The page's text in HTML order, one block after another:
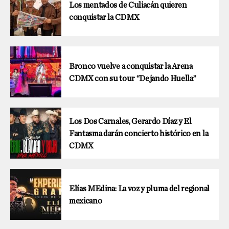
Los mentados de Culiacán quieren
conquistar la CDMX
Bronco vuelve a conquistar la Arena
CDMX con su tour “Dejando Huella”
Los Dos Carnales, Gerardo Díaz y El
Fantasma darán concierto histórico en la
CDMX
Elías MEdina: La voz y pluma del regional
mexicano